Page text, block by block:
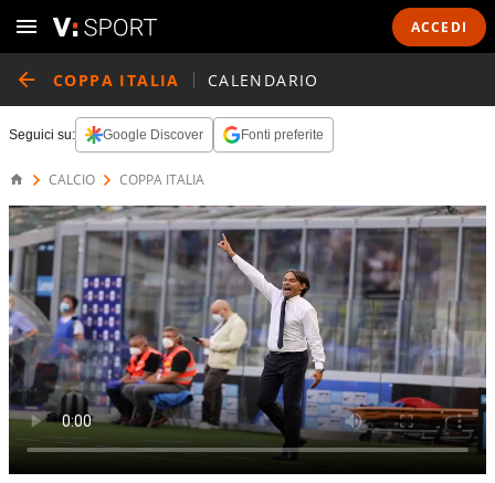
ACCEDI
COPPA ITALIA CALENDARIO
Seguici su: Google Discover Fonti preferite
CALCIO COPPA ITALIA